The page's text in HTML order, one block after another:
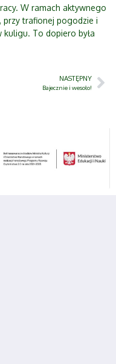
W ramach aktywnego
przy trafionej pogodzie i
To dopiero była
NASTĘPNY
Bajecznie i wesoło!